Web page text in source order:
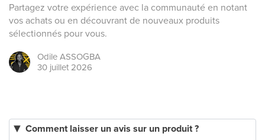
Partagez votre expérience avec la communauté en notant
vos achats ou en découvrant de nouveaux produits
sélectionnés pour vous.
OdileASSOGBA
30 juillet 2026
Comment laisser un avis sur un produit ?